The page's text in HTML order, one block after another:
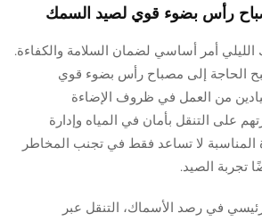
رأس بضوء قوي لصيد السمك
الليلي أمر أساسي لضمان السلامة والكفاءة.
الحاجة إلى مصباح رأس بضوء قوي
من العمل في ظروف الإضاءة
على التنقل بأمان في المياه وإدارة
المناسبة لا تساعد فقط في تجنب المخاطر
تجربة الصيد.
في رصد الأسماك، التنقل عبر